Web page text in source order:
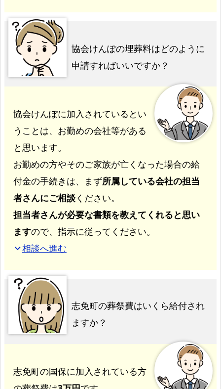
協会けんぽの埋葬料はどのように
申請すればいいですか？
協会けんぽに加入されているとい
うことは、お勤めの会社等がある
と思います。
お勤めの方やそのご家族が亡くなった場合の給
付金の手続きは、まず所属している会社の担当
者さんにご相談ください。
担当者さんが必要な書類を教えてくれると思い
ますので、指示に従ってください。
expand_more相談へ進む
志免町の葬祭費はいくら給付され
ますか？
志免町の国保に加入されている方